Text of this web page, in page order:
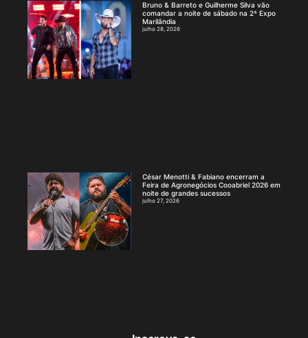
Bruno & Barreto e Guilherme Silva vão
comandar a noite de sábado na 2ª Expo
Marilândia
julho 28, 2026
César Menotti & Fabiano encerram a
Feira de Agronegócios Cooabriel 2026 em
noite de grandes sucessos
julho 27, 2026